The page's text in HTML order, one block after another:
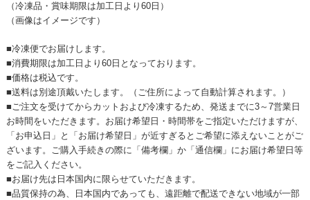
（冷凍品・賞味期限は加工日より60日）
（画像はイメージです）
■冷凍便でお届けします。
■消費期限は加工日より60日となっております。
■価格は税込です。
■送料は別途頂戴いたします。（ご住所によって自動計算されます。）
■ご注文を受けてからカットおよび冷凍するため、発送までに3～7営業日
お時間をいただきます。お届け希望日・時間帯をご指定いただけますが、
「お申込日」と「お届け希望日」が近すぎるとご希望に添えないことがご
ざいます。ご購入手続きの際に「備考欄」か「通信欄」にお届け希望日等
をご記入ください。
■お届け先は日本国内に限らせていただきます。
■品質保持の為、日本国内であっても、遠距離で配送できない地域が一部